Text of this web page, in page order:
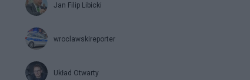
Jan Filip Libicki
wroclawskireporter
Układ Otwarty